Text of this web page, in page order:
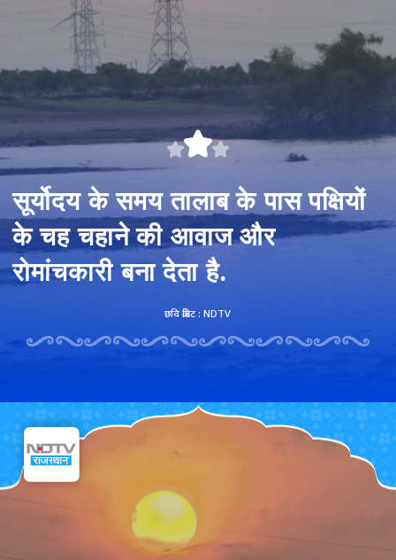
छवि क्रेडिट : NDTV
सूर्योदय के समय तालाब के पास पक्षियों
के चह चहाने की आवाज और
रोमांचकारी बना देता है.